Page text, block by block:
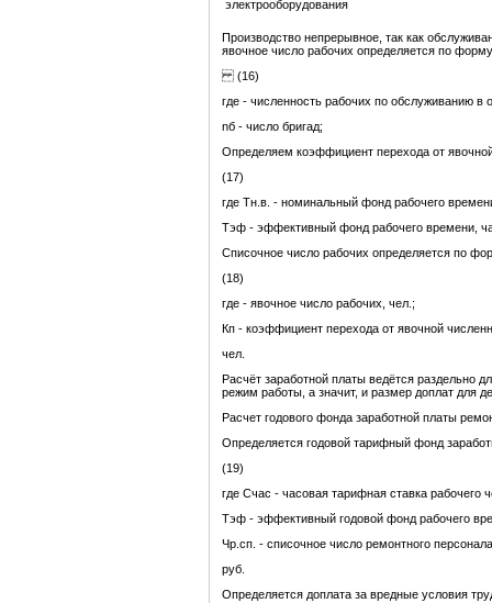
электрооборудования
Производство непрерывное, так как
явочное число рабочих определяется по
(16)
где - численность рабочих по обслуживанию в
nб - число бригад;
Определяем коэффициент перехода от
(17)
где Тн.в. - номинальный фонд рабочего
Тэф - эффективный фонд рабочего времени,
Списочное число рабочих определяется по
(18)
где - явочное число рабочих, чел.;
Кп - коэффициент перехода от явочной
чел.
Расчёт заработной платы ведётся раздельно
режим работы, а значит, и размер доплат для
Расчет годового фонда заработной платы
Определяется годовой тарифный фонд
(19)
где Счас - часовая тарифная ставка рабочего
Тэф - эффективный годовой фонд рабочего
Чр.сп. - списочное число ремонтного
руб.
Определяется доплата за вредные условия